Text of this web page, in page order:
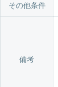
その他条件
備考